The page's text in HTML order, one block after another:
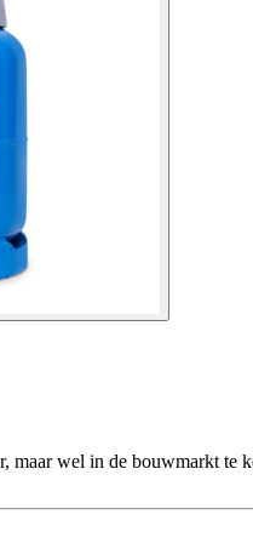
maar wel in de bouwmarkt te